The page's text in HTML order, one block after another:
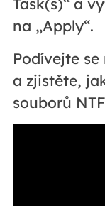
na „Apply“.
Podívejte
a zjistěte,
souborů